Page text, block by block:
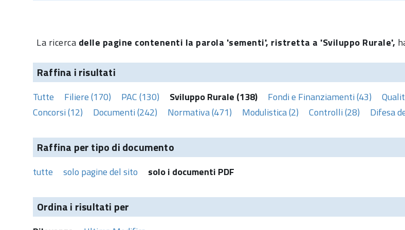
La ricerca delle pagine contenenti la parola 'sementi', ristretta a 'Sviluppo Rurale',
Raffina i risultati
Tutte Filiere (170) PAC (130) Sviluppo Rurale (138) Fondi e Finanziamenti (43)
Concorsi (12)
Documenti (242) Normativa (471) Modulistica (2) Controlli (28) Difesa
Raffina per tipo di documento
tutte solo pagine del sito solo i documenti PDF
Ordina i risultati per